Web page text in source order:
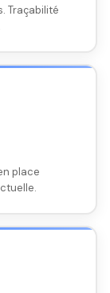
Traçabilité
place